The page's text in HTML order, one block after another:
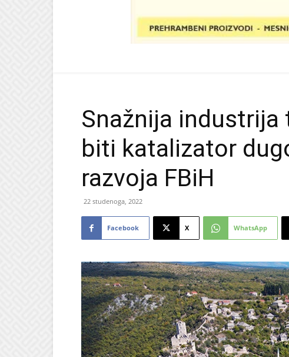
Snažnija
biti katalizator
razvoja FBiH
22 studenoga, 2022
Facebook X WhatsApp